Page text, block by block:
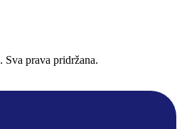
. Sva prava pridržana.